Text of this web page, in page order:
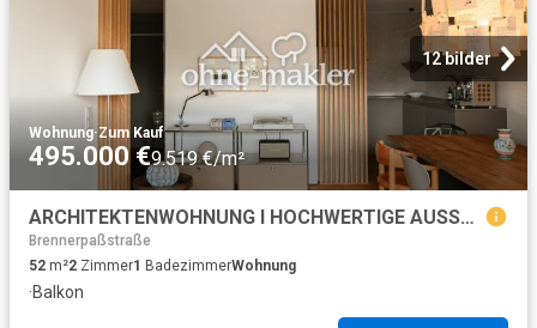
12 bilder
Wohnung·Zum Kauf
495.000 €9.519 €/m²
ARCHITEKTENWOHNUNG I HOCHWERTIGE AUSSTATTUNG I PROVISIONSFREI
Brennerpaßstraße
52 m²2 Zimmer1 BadezimmerWohnung
·Balkon